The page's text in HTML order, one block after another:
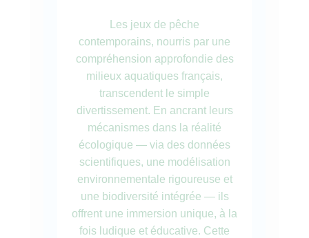
Les jeux de pêche
contemporains, nourris par une
compréhension approfondie des
milieux aquatiques français,
transcendent le simple
divertissement. En ancrant leurs
mécanismes dans la réalité
écologique — via des données
scientifiques, une modélisation
environnementale rigoureuse et
une biodiversité intégrée — ils
offrent une immersion unique, à la
fois ludique et éducative. Cette